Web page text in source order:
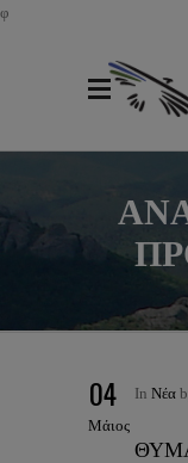
φ
04
Μάιος
In Νέα